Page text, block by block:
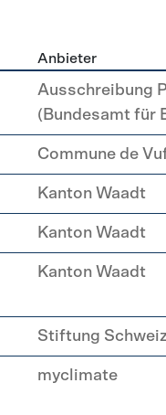
Anbieter
Ausschreibung
(Bundesamt für
Commune de
Kanton Waadt
Kanton Waadt
Kanton Waadt
Stiftung
myclimate